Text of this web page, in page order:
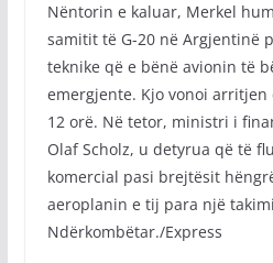
Nëntorin e kaluar, Merkel
samitit të G-20 në Argjentinë
teknike që e bënë avionin të
emergjente. Kjo vonoi arritjen
12 orë. Në tetor, ministri i
Olaf Scholz, u detyrua që të
komercial pasi brejtësit
aeroplanin e tij para një
Ndërkombëtar./Express